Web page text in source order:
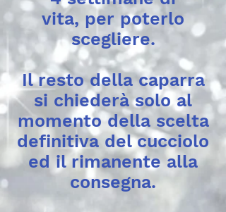
vita, per poterlo
scegliere.
Il resto della caparra
si chiederà solo al
momento della scelta
definitiva del cucciolo
ed il rimanente alla
consegna.